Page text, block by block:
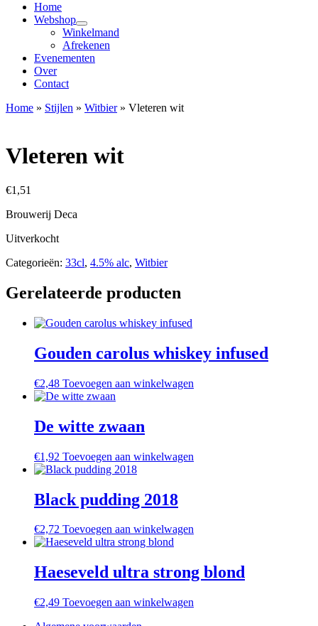
Home
Webshop
Winkelmand
Afrekenen
Evenementen
Over
Contact
Home » Stijlen » Witbier » Vleteren wit
Vleteren wit
€1,51
Brouwerij Deca
Uitverkocht
Categorieën: 33cl, 4.5% alc, Witbier
Gerelateerde producten
Gouden carolus whiskey infused
€2,48 Toevoegen aan winkelwagen
De witte zwaan
€1,92 Toevoegen aan winkelwagen
Black pudding 2018
€2,72 Toevoegen aan winkelwagen
Haeseveld ultra strong blond
€2,49 Toevoegen aan winkelwagen